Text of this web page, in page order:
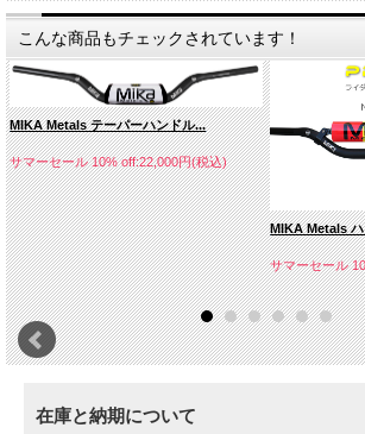
こんな商品もチェックされています！
MIKA Metals テーパーハンドル...
サマーセール 10% off:22,000円(税込)
MIKA Metals
サマーセール
在庫と納期について